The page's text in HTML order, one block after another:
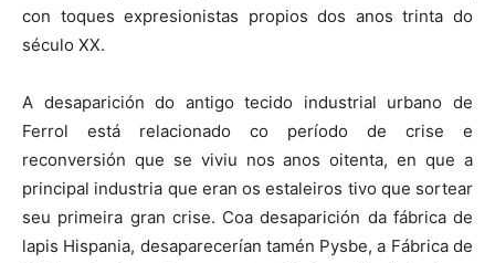
con toques expresionistas propios dos anos trinta do
século XX.
A desaparición do antigo tecido industrial urbano de
Ferrol está relacionado co período de crise e
reconversión que se viviu nos anos oitenta, en que a
principal industria que eran os estaleiros tivo que sortear
seu primeira gran crise. Coa desaparición da fábrica de
lapis Hispania, desaparecerían tamén Pysbe, a Fábrica de